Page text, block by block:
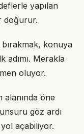
yapılan
doğurur.
bırakmak, konuya
adımı. Merakla
oluyor.
öne
göz ardı
açabiliyor.